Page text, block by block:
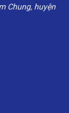
Chung, huyện